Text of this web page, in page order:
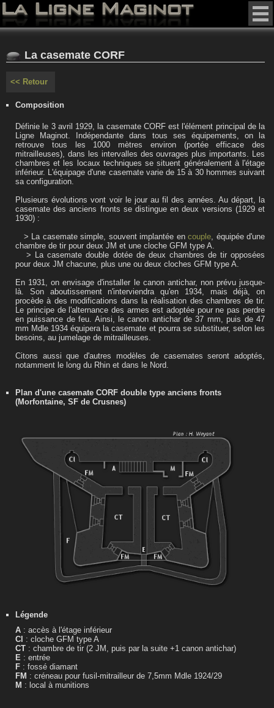
La casemate CORF
<< Retour
Composition
Définie le 3 avril 1929, la casemate CORF est l'élément principal de la
Ligne Maginot. Indépendante dans tous ses équipements, on la
retrouve tous les 1000 mètres environ (portée efficace des
mitrailleuses), dans les intervalles des ouvrages plus importants. Les
chambres et les locaux techniques se situent généralement à l'étage
inférieur. L'équipage d'une casemate varie de 15 à 30 hommes suivant
sa configuration.
Plusieurs évolutions vont voir le jour au fil des années. Au départ, la
casemate des anciens fronts se distingue en deux versions (1929 et
1930) :
> La casemate simple, souvent implantée en couple , équipée d'une
chambre de tir pour deux JM et une cloche GFM type A.
> La casemate double dotée de deux chambres de tir opposées
pour deux JM chacune, plus une ou deux cloches GFM type A.
En 1931, on envisage d'installer le canon antichar, non prévu jusque-
là. Son aboutissement n'interviendra qu'en 1934, mais déjà, on
procède à des modifications dans la réalisation des chambres de tir.
Le principe de l'alternance des armes est adoptée pour ne pas perdre
en puissance de feu. Ainsi, le canon antichar de 37 mm, puis de 47
mm Mdle 1934 équipera la casemate et pourra se substituer, selon les
besoins, au jumelage de mitrailleuses.
Citons aussi que d'autres modèles de casemates seront adoptés,
notamment le long du Rhin et dans le Nord.
Plan d'une casemate CORF double type anciens fronts
(Morfontaine, SF de Crusnes)
Légende
A : accès à l'étage inférieur
Cl : cloche GFM type A
CT : chambre de tir (2 JM, puis par la suite +1 canon antichar)
E : entrée
F : fossé diamant
FM : créneau pour fusil-mitrailleur de 7,5mm Mdle 1924/29
M : local à munitions